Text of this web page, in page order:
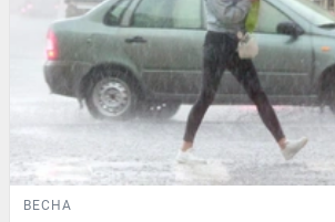
ВЕСНА